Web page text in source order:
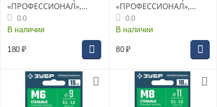
«ПРОФЕССИОНАЛ»,
4.8х10мм, алюминевые,
толщина 4.0-6.0мм,
50шт, (313106-48-10)
0.0
В наличии
180 ₽
«ПРОФЕССИОНАЛ»,
резьбовые М4, толщина
0.5-2.5мм, 20шт, (31318-
04)
0.0
В наличии
80 ₽